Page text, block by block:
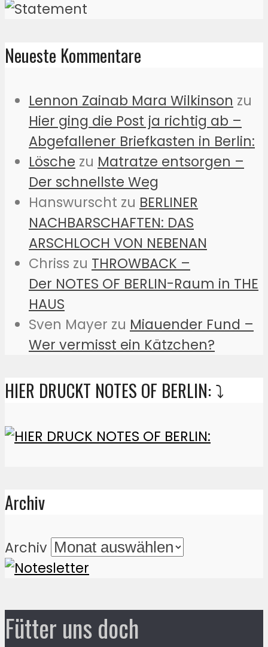
Neueste Kommentare
Lennon Zainab Mara Wilkinson zu
Hier ging die Post ja richtig ab –
Abgefallener Briefkasten in Berlin:
Lösche zu Matratze entsorgen –
Der schnellste Weg
Hanswurscht zu BERLINER
NACHBARSCHAFTEN: DAS
ARSCHLOCH VON NEBENAN
Chriss zu THROWBACK –
Der NOTES OF BERLIN-Raum in THE
HAUS
Sven Mayer zu Miauender Fund –
Wer vermisst ein Kätzchen?
HIER DRUCKT NOTES OF BERLIN: ⤵️
Archiv
Archiv
Fütter uns doch